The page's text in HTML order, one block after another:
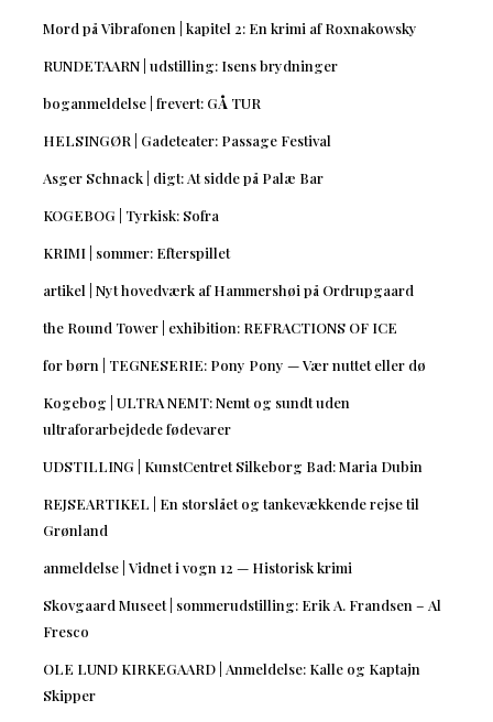
Mord på Vibrafonen | kapitel 2: En krimi af Roxnakowsky
RUNDETAARN | udstilling: Isens brydninger
boganmeldelse | frevert: GÅ TUR
HELSINGØR | Gadeteater: Passage Festival
Asger Schnack | digt: At sidde på Palæ Bar
KOGEBOG | Tyrkisk: Sofra
KRIMI | sommer: Efterspillet
artikel | Nyt hovedværk af Hammershøi på Ordrupgaard
the Round Tower | exhibition: REFRACTIONS OF ICE
for børn | TEGNESERIE: Pony Pony — Vær nuttet eller dø
Kogebog | ULTRA NEMT: Nemt og sundt uden
ultraforarbejdede fødevarer
UDSTILLING | KunstCentret Silkeborg Bad: Maria Dubin
REJSEARTIKEL | En storslået og tankevækkende rejse til
Grønland
anmeldelse | Vidnet i vogn 12 — Historisk krimi
Skovgaard Museet | sommerudstilling: Erik A. Frandsen – Al
Fresco
OLE LUND KIRKEGAARD | Anmeldelse: Kalle og Kaptajn
Skipper